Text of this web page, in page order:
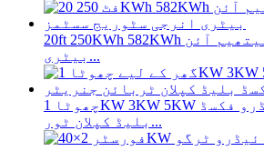
20ft 250KWh 582KWh کنٹینرائزڈ لیتھیم آئن
بیٹری...
چھوٹا 1KW 3KW 5KW مائیکرو ہائیڈرو فکسڈ
بلیڈ کپلان ٹور...